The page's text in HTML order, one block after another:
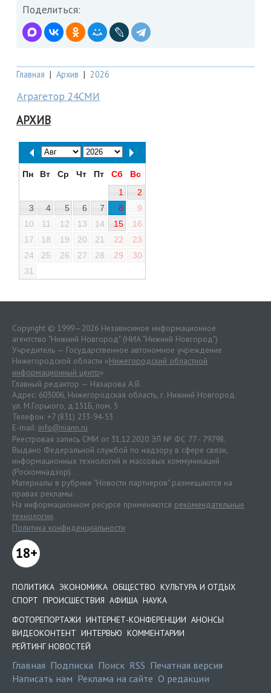
Поделиться:
Главная | Архив | 2026
Аграгетор 24СМИ
АРХИВ
Пн Вт Ср Чт Пт Сб
Вс
1
2
3
4 5 6 7 8
9
10
11 12 13 14 15
16
17
18 19 20 21 22
23
24
25 26 27 28 29
30
31
Copyright © 1999—2026 Независимое информационное
агентство "Нижний Новгород" (НИА "Нижний Новгород")
Учредитель — Государственное автономное учреждение
Нижегородской области «Нижегородский областной
информационный центр»
Главный редактор — Назарова А.В.
Адрес: 603006, Нижегородская область, г. Нижний Новгород.
ул. М.Горького, д.151Б, пом. 5
Телефон: +7 (831) 233-94-53
E-mail: info@niann.ru
Реестровая запись СМИ от 31.12.2020 ЭЛ № ФС 77 - 79798.
Выдано Федеральной службой по надзору в сфере связи,
информационных технологий и массовых коммуникаций
(Роскомнадзор).
Материалы в рубрике "Новости партнеров" размещаются на
правах рекламы.
На информационном ресурсе применяются рекомендательные
технологии.
Политика конфиденциальности
18+
ПОЛИТИКА ЭКОНОМИКА ОБЩЕСТВО КУЛЬТУРА И ОТДЫХ
СПОРТ ПРОИСШЕСТВИЯ АФИША НАУКА
ФОТОРЕПОРТАЖИ ИНТЕРНЕТ-КОНФЕРЕНЦИИ АНОНСЫ
ВИДЕОКОНТЕНТ ИНТЕРВЬЮ КОММЕНТАРИИ
РЕЙТИНГ НОВОСТЕЙ
Главная Подписка Поиск RSS Печатная версия
Написать нам Реклама на сайте О редакции